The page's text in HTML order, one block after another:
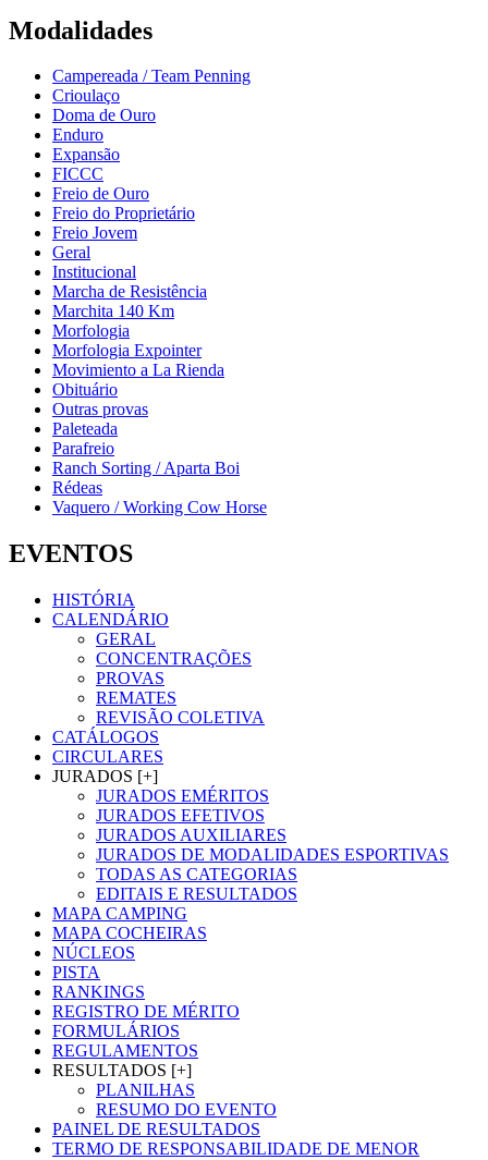
Modalidades
Campereada / Team Penning
Crioulaço
Doma de Ouro
Enduro
Expansão
FICCC
Freio de Ouro
Freio do Proprietário
Freio Jovem
Geral
Institucional
Marcha de Resistência
Marchita 140 Km
Morfologia
Morfologia Expointer
Movimiento a La Rienda
Obituário
Outras provas
Paleteada
Parafreio
Ranch Sorting / Aparta Boi
Rédeas
Vaquero / Working Cow Horse
EVENTOS
HISTÓRIA
CALENDÁRIO
GERAL
CONCENTRAÇÕES
PROVAS
REMATES
REVISÃO COLETIVA
CATÁLOGOS
CIRCULARES
JURADOS [+]
JURADOS EMÉRITOS
JURADOS EFETIVOS
JURADOS AUXILIARES
JURADOS DE MODALIDADES ESPORTIVAS
TODAS AS CATEGORIAS
EDITAIS E RESULTADOS
MAPA CAMPING
MAPA COCHEIRAS
NÚCLEOS
PISTA
RANKINGS
REGISTRO DE MÉRITO
FORMULÁRIOS
REGULAMENTOS
RESULTADOS [+]
PLANILHAS
RESUMO DO EVENTO
PAINEL DE RESULTADOS
TERMO DE RESPONSABILIDADE DE MENOR